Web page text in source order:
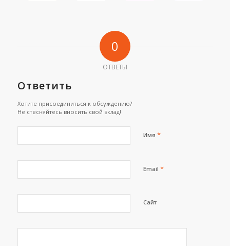
0
ОТВЕТЫ
Ответить
Хотите присоединиться к обсуждению?
Не стесняйтесь вносить свой вклад!
Имя *
Email *
Сайт